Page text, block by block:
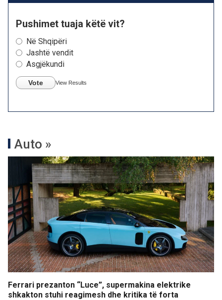
Pushimet tuaja këtë vit?
Në Shqipëri
Jashtë vendit
Asgjëkundi
Vote View Results
Auto »
Ferrari prezanton “Luce”, supermakina elektrike
shkakton stuhi reagimesh dhe kritika të forta